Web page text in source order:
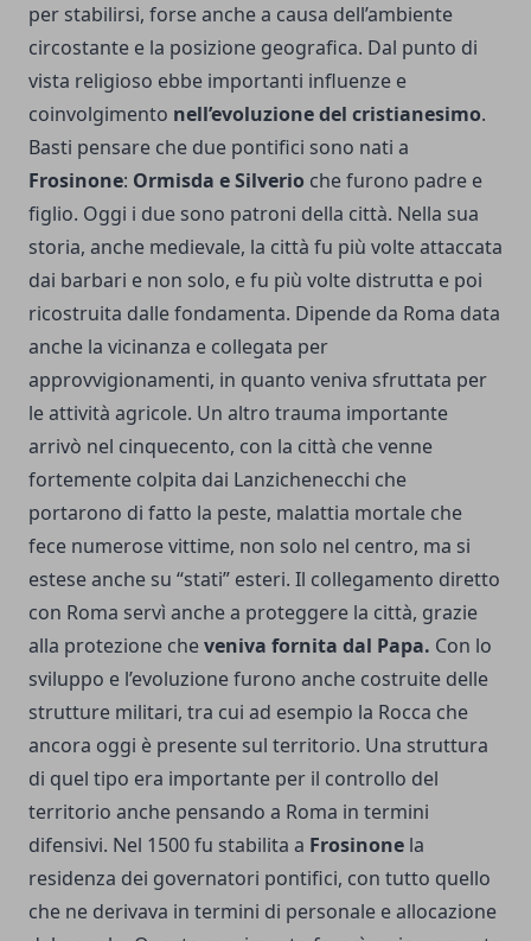
per stabilirsi, forse anche a causa dell’ambiente
circostante e la posizione geografica. Dal punto di
vista religioso ebbe importanti influenze e
coinvolgimento nell’evoluzione del cristianesimo.
Basti pensare che due pontifici sono nati a
Frosinone: Ormisda e Silverio che furono padre e
figlio. Oggi i due sono patroni della città. Nella sua
storia, anche medievale, la città fu più volte attaccata
dai barbari e non solo, e fu più volte distrutta e poi
ricostruita dalle fondamenta. Dipende da Roma data
anche la vicinanza e collegata per
approvvigionamenti, in quanto veniva sfruttata per
le attività agricole. Un altro trauma importante
arrivò nel cinquecento, con la città che venne
fortemente colpita dai Lanzichenecchi che
portarono di fatto la peste, malattia mortale che
fece numerose vittime, non solo nel centro, ma si
estese anche su “stati” esteri. Il collegamento diretto
con Roma servì anche a proteggere la città, grazie
alla protezione cheveniva fornita dal Papa. Con lo
sviluppo e l’evoluzione furono anche costruite delle
strutture militari, tra cui ad esempio la Rocca che
ancora oggi è presente sul territorio. Una struttura
di quel tipo era importante per il controllo del
territorio anche pensando a Roma in termini
difensivi. Nel 1500 fu stabilita a Frosinone la
residenza dei governatori pontifici, con tutto quello
che ne derivava in termini di personale e allocazione